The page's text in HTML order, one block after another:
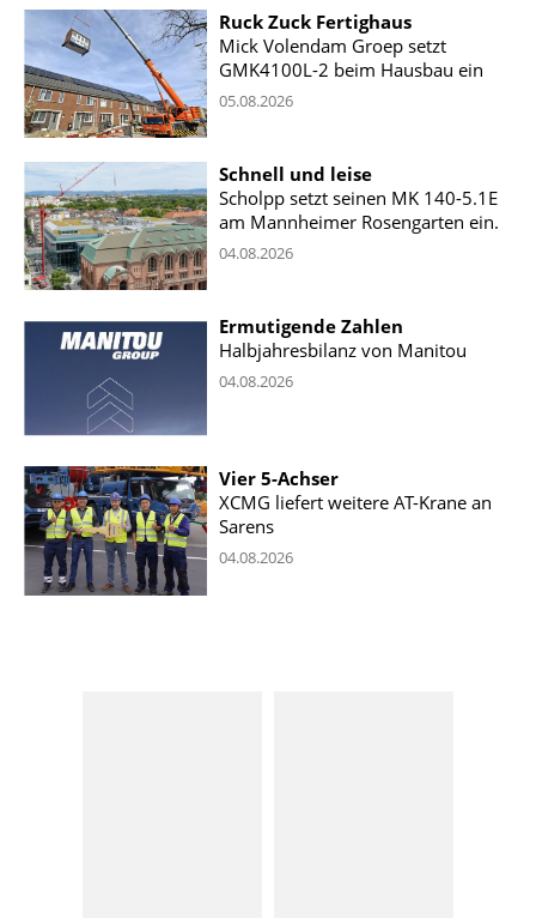
Ruck Zuck Fertighaus
Mick Volendam Groep setzt
GMK4100L-2 beim Hausbau ein
05.08.2026
Schnell und leise
Scholpp setzt seinen MK 140-5.1E
am Mannheimer Rosengarten ein.
04.08.2026
Ermutigende Zahlen
Halbjahresbilanz von Manitou
04.08.2026
Vier 5-Achser
XCMG liefert weitere AT-Krane an
Sarens
04.08.2026